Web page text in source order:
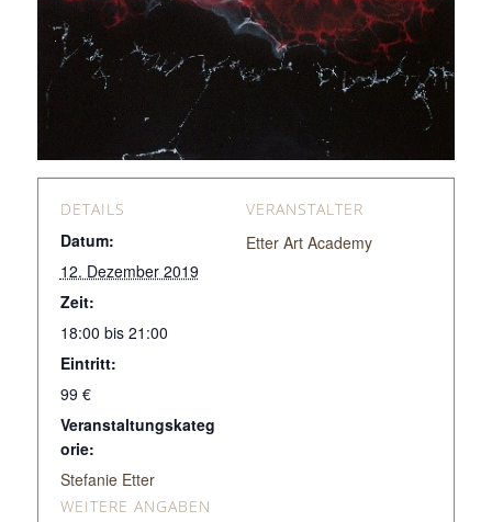
DETAILS
Datum:
12. Dezember 2019
Zeit:
18:00 bis 21:00
Eintritt:
99 €
Veranstaltungskateg
orie:
Stefanie Etter
VERANSTALTER
Etter Art Academy
WEITERE ANGABEN